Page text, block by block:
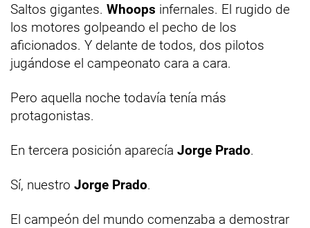
Saltos gigantes. Whoops infernales. El rugido de
los motores golpeando el pecho de los
aficionados. Y delante de todos, dos pilotos
jugándose el campeonato cara a cara.
Pero aquella noche todavía tenía más
protagonistas.
En tercera posición aparecía Jorge Prado.
Sí, nuestro Jorge Prado.
El campeón del mundo comenzaba a demostrar